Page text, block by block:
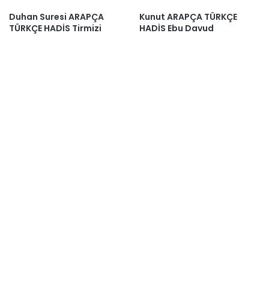
Duhan Suresi ARAPÇA
TÜRKÇE HADİS Tirmizi
Kunut ARAPÇA TÜRKÇE
HADİS Ebu Davud